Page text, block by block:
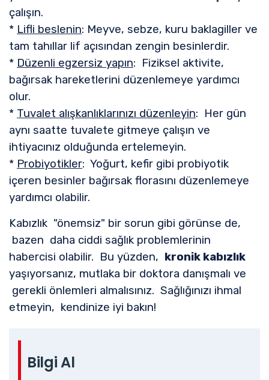
çalışın.
* Lifli beslenin: Meyve, sebze, kuru baklagiller ve
tam tahıllar lif açısından zengin besinlerdir.
* Düzenli egzersiz yapın: Fiziksel aktivite,
bağırsak hareketlerini düzenlemeye yardımcı
olur.
* Tuvalet alışkanlıklarınızı düzenleyin: Her gün
aynı saatte tuvalete gitmeye çalışın ve
ihtiyacınız olduğunda ertelemeyin.
* Probiyotikler: Yoğurt, kefir gibi probiyotik
içeren besinler bağırsak florasını düzenlemeye
yardımcı olabilir.
Kabızlık "önemsiz" bir sorun gibi görünse de,
bazen daha ciddi sağlık problemlerinin
habercisi olabilir. Bu yüzden, kronik kabızlık
yaşıyorsanız, mutlaka bir doktora danışmalı ve
gerekli önlemleri almalısınız. Sağlığınızı ihmal
etmeyin, kendinize iyi bakın!
Bilgi Al